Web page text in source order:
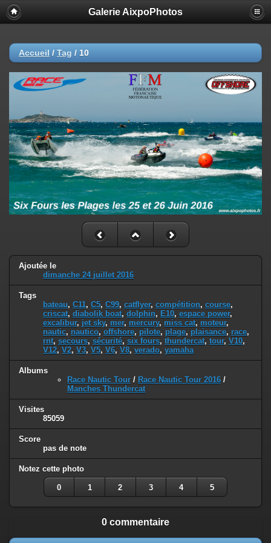
Galerie AixpoPhotos
Accueil / Tag / 10
Ajoutée le
dimanche 24 juillet 2016
Tags
bateau, C11, C5, C99, catflyer, compétition, course,
criscat, diabolik boat, dolphin, E10, espace power,
excalibur, jet sky, mer, mercury, miss cat, moteur,
nautic, nautico, offshore, pilote, plage, plaisance, race,
rnt, secours, sécurité, six fours, thundercat, tour, V10,
V12, V2, V3, V5, V6, V8, verado, yamaha
Albums
Race Nautic Tour / Race Nautic Tour 2016 /
Manches Thundercat
Visites
85059
Score
pas de note
Notez cette photo
0 1 2 3 4 5
0 commentaire